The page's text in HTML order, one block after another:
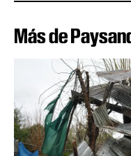
Más de